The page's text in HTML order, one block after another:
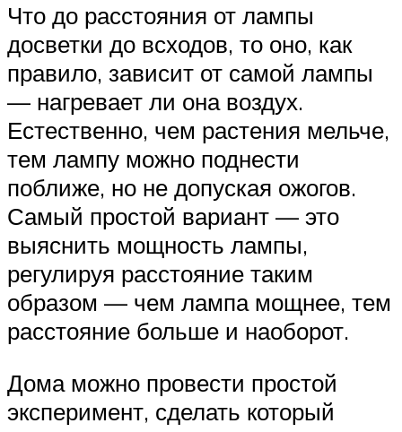
Что до расстояния от лампы
досветки до всходов, то оно, как
правило, зависит от самой лампы
— нагревает ли она воздух.
Естественно, чем растения мельче,
тем лампу можно поднести
поближе, но не допуская ожогов.
Самый простой вариант — это
выяснить мощность лампы,
регулируя расстояние таким
образом — чем лампа мощнее, тем
расстояние больше и наоборот.
Дома можно провести простой
эксперимент, сделать который